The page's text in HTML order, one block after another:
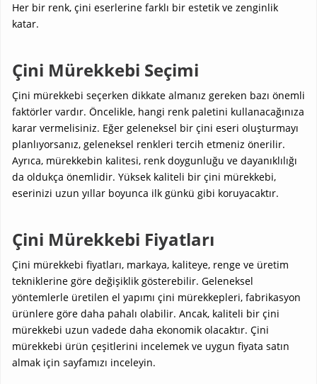
Her bir renk, çini eserlerine farklı bir estetik ve zenginlik
katar.
Çini Mürekkebi Seçimi
Çini mürekkebi seçerken dikkate almanız gereken bazı önemli
faktörler vardır. Öncelikle, hangi renk paletini kullanacağınıza
karar vermelisiniz. Eğer geleneksel bir çini eseri oluşturmayı
planlıyorsanız, geleneksel renkleri tercih etmeniz önerilir.
Ayrıca, mürekkebin kalitesi, renk doygunluğu ve dayanıklılığı
da oldukça önemlidir. Yüksek kaliteli bir çini mürekkebi,
eserinizi uzun yıllar boyunca ilk günkü gibi koruyacaktır.
Çini Mürekkebi Fiyatları
Çini mürekkebi fiyatları, markaya, kaliteye, renge ve üretim
tekniklerine göre değişiklik gösterebilir. Geleneksel
yöntemlerle üretilen el yapımı çini mürekkepleri, fabrikasyon
ürünlere göre daha pahalı olabilir. Ancak, kaliteli bir çini
mürekkebi uzun vadede daha ekonomik olacaktır. Çini
mürekkebi ürün çeşitlerini incelemek ve uygun fiyata satın
almak için sayfamızı inceleyin.